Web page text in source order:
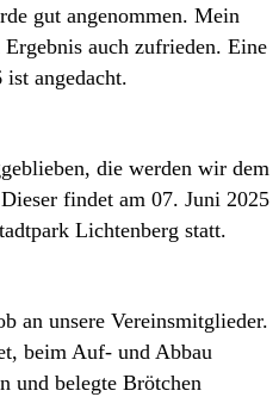
gut angenommen. Mein
auch zufrieden. Eine
ist angedacht.
die werden wir dem
findet am 07. Juni 2025
Lichtenberg statt.
an unsere Vereinsmitglieder.
beim Auf- und Abbau
und belegte Brötchen